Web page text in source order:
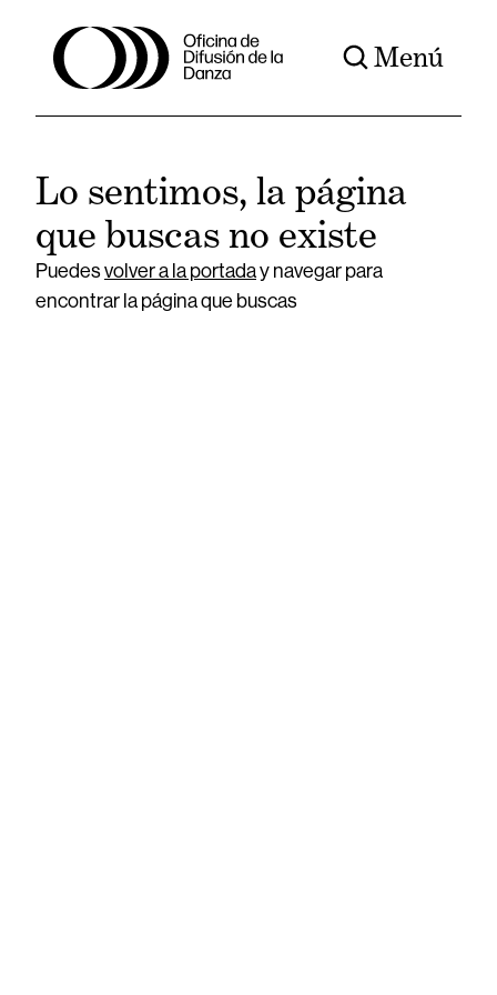
Menú
Lo sentimos, la página
que buscas no existe
Puedesvolver a la portaday navegar para
encontrar la página que buscas